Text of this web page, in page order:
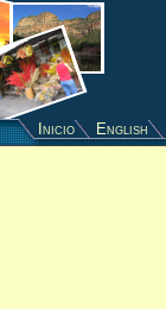
Inicio English